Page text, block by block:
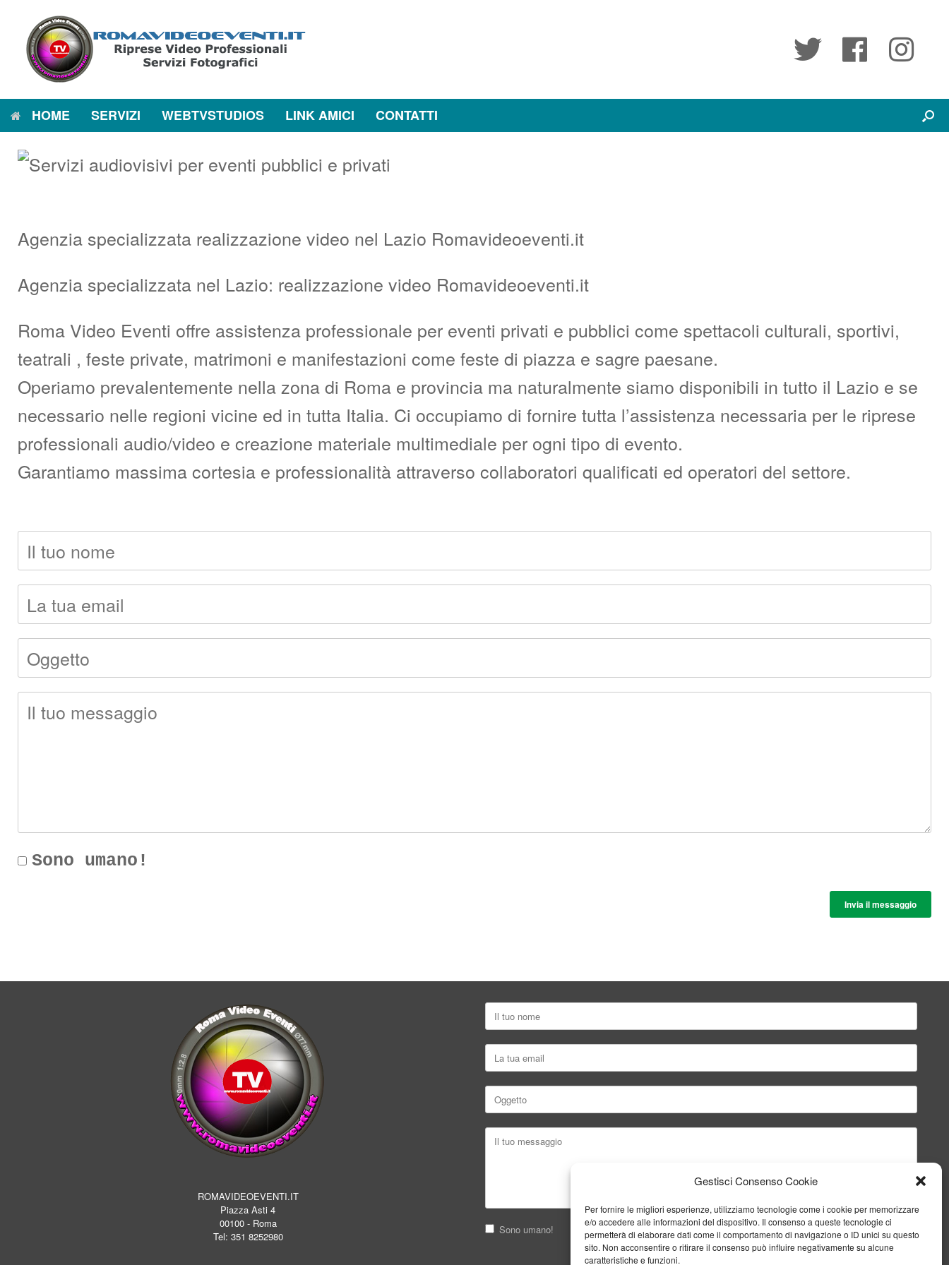
Gestisci Consenso Cookie
Per fornire le migliori esperienze, utilizziamo tecnologie come i cookie per memorizzare
e/o accedere alle informazioni del dispositivo. Il consenso a queste tecnologie ci
permetterà di elaborare dati come il comportamento di navigazione o ID unici su questo
sito. Non acconsentire o ritirare il consenso può influire negativamente su alcune
caratteristiche e funzioni.
contenuto
HOME SERVIZI WEBTVSTUDIOS LINK AMICI CONTATTI
Agenzia specializzata realizzazione video nel Lazio Romavideoeventi.it
Agenzia specializzata nel Lazio: realizzazione video Romavideoeventi.it
Roma Video Eventi offre assistenza professionale per eventi privati e pubblici come spettacoli culturali, sportivi,
teatrali , feste private, matrimoni e manifestazioni come feste di piazza e sagre paesane.
Operiamo prevalentemente nella zona di Roma e provincia ma naturalmente siamo disponibili in tutto il Lazio e se
necessario nelle regioni vicine ed in tutta Italia. Ci occupiamo di fornire tutta l’assistenza necessaria per le riprese
professionali audio/video e creazione materiale multimediale per ogni tipo di evento.
Garantiamo massima cortesia e professionalità attraverso collaboratori qualificati ed operatori del settore.
Sono umano!
Invia il messaggio
ROMAVIDEOEVENTI.IT
Piazza Asti 4
00100 - Roma
Tel: 351 8252980
Sono umano!